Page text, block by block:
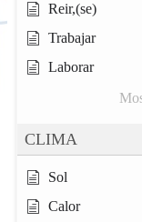
Reir,(se)
Trabajar
Laborar
CLIMA
Sol
Calor